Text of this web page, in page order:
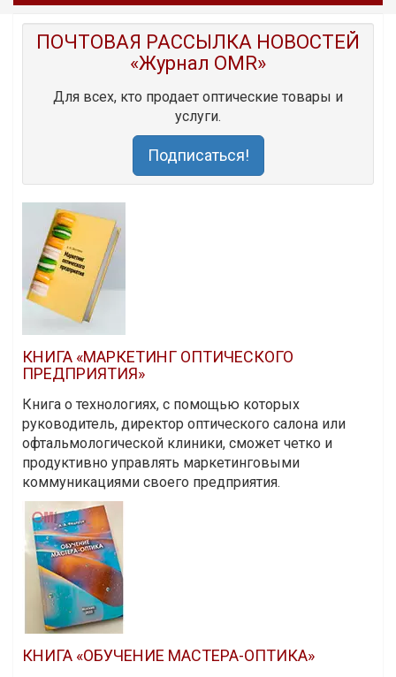
ПОЧТОВАЯ РАССЫЛКА НОВОСТЕЙ
«Журнал OMR»
Для всех, кто продает оптические товары и
услуги.
Подписаться!
КНИГА «МАРКЕТИНГ ОПТИЧЕСКОГО
ПРЕДПРИЯТИЯ»
Книга о технологиях, с помощью которых
руководитель, директор оптического салона или
офтальмологической клиники, сможет четко и
продуктивно управлять маркетинговыми
коммуникациями своего предприятия.
КНИГА «ОБУЧЕНИЕ МАСТЕРА-ОПТИКА»